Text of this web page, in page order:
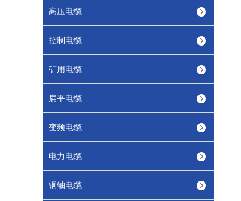
高压电缆
控制电缆
矿用电缆
扁平电缆
变频电缆
电力电缆
铜轴电缆